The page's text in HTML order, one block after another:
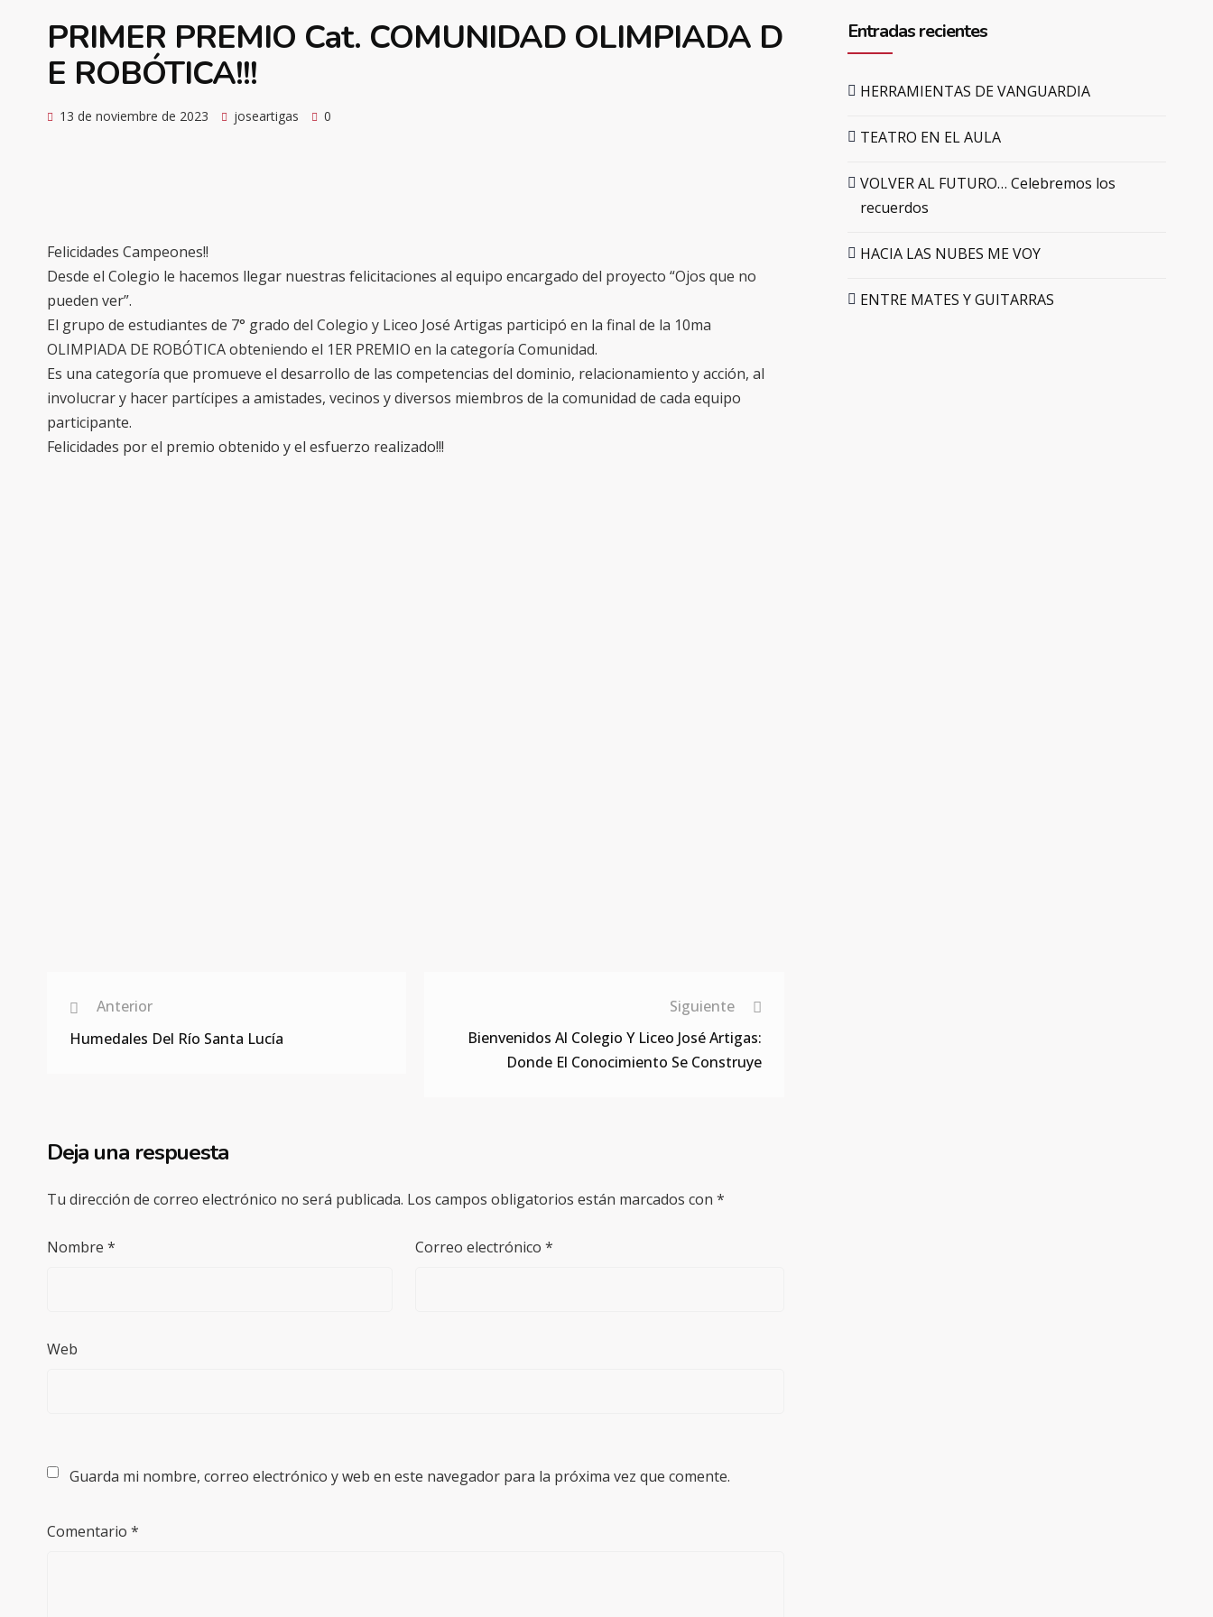
PRIMER PREMIO Cat. COMUNIDAD OLIMPIADA D
E ROBÓTICA!!!
13 de noviembre de 2023 joseartigas 0
Felicidades Campeones!!
Desde el Colegio le hacemos llegar nuestras felicitaciones al equipo encargado del proyecto “Ojos que no
pueden ver”.
El grupo de estudiantes de 7° grado del Colegio y Liceo José Artigas participó en la final de la 10ma
OLIMPIADA DE ROBÓTICA obteniendo el 1ER PREMIO en la categoría Comunidad.
Es una categoría que promueve el desarrollo de las competencias del dominio, relacionamiento y acción, al
involucrar y hacer partícipes a amistades, vecinos y diversos miembros de la comunidad de cada equipo
participante.
Felicidades por el premio obtenido y el esfuerzo realizado!!!
Anterior
Humedales Del Río Santa Lucía
Siguiente
Bienvenidos Al Colegio Y Liceo José Artigas:
Donde El Conocimiento Se Construye
Deja una respuesta
Tu dirección de correo electrónico no será publicada. Los campos obligatorios están marcados con *
Nombre * Correo electrónico*
Web
Guarda mi nombre, correo electrónico y web en este navegador para la próxima vez que comente.
Comentario *
Entradas recientes
HERRAMIENTAS DE VANGUARDIA
TEATRO EN EL AULA
VOLVER AL FUTURO… Celebremos los
recuerdos
HACIA LAS NUBES ME VOY
ENTRE MATES Y GUITARRAS